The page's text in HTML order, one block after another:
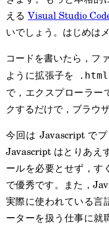
えるVisual Studio
いでしょう。はじめは
コードを書いたら，フ
ように拡張子を
.html
で，エクスプローラー
クするだけで，ブラウ
今回は Javascript で
Javascript はとりあえ
ールを必要とせず，す
で優秀です。また，
実際に使われている言
ーターを扱う仕事に就